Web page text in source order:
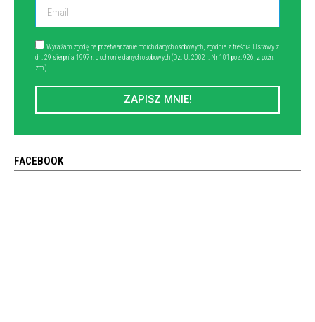
Wyrażam zgodę na przetwarzanie moich danych osobowych, zgodnie z treścią Ustawy z
dn. 29 sierpnia 1997 r. o ochronie danych osobowych (Dz. U. 2002 r. Nr 101 poz. 926, z późn.
zm.).
ZAPISZ MNIE!
FACEBOOK